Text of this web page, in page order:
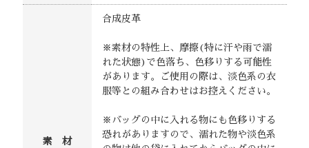
素 材
合成皮革
※素材の特性上、摩擦(特に汗や雨で濡
れた状態)で色落ち、色移りする可能性
があります。ご使用の際は、淡色系の衣
服等との組み合わせはお控えください。
※バッグの中に入れる物にも色移りする
恐れがありますので、濡れた物や淡色系